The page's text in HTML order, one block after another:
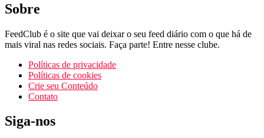
Sobre
FeedClub é o site que vai deixar o seu feed diário com o que há de
mais viral nas redes sociais. Faça parte! Entre nesse clube.
Políticas de privacidade
Políticas de cookies
Crie seu Conteúdo
Contato
Siga-nos